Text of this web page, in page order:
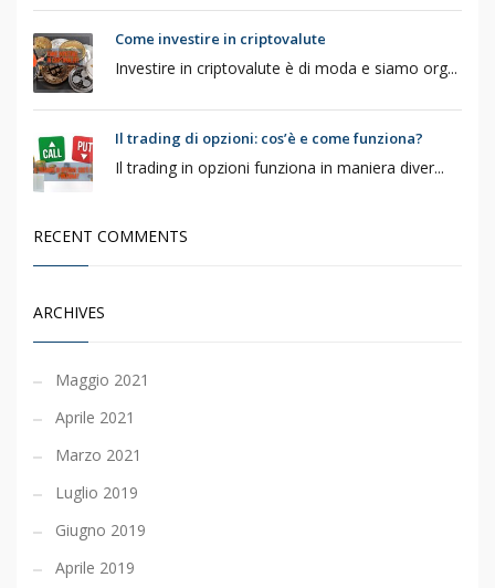
Come investire in criptovalute
Investire in criptovalute è di moda e siamo org...
Il trading di opzioni: cos’è e come funziona?
Il trading in opzioni funziona in maniera diver...
RECENT COMMENTS
ARCHIVES
Maggio 2021
Aprile 2021
Marzo 2021
Luglio 2019
Giugno 2019
Aprile 2019